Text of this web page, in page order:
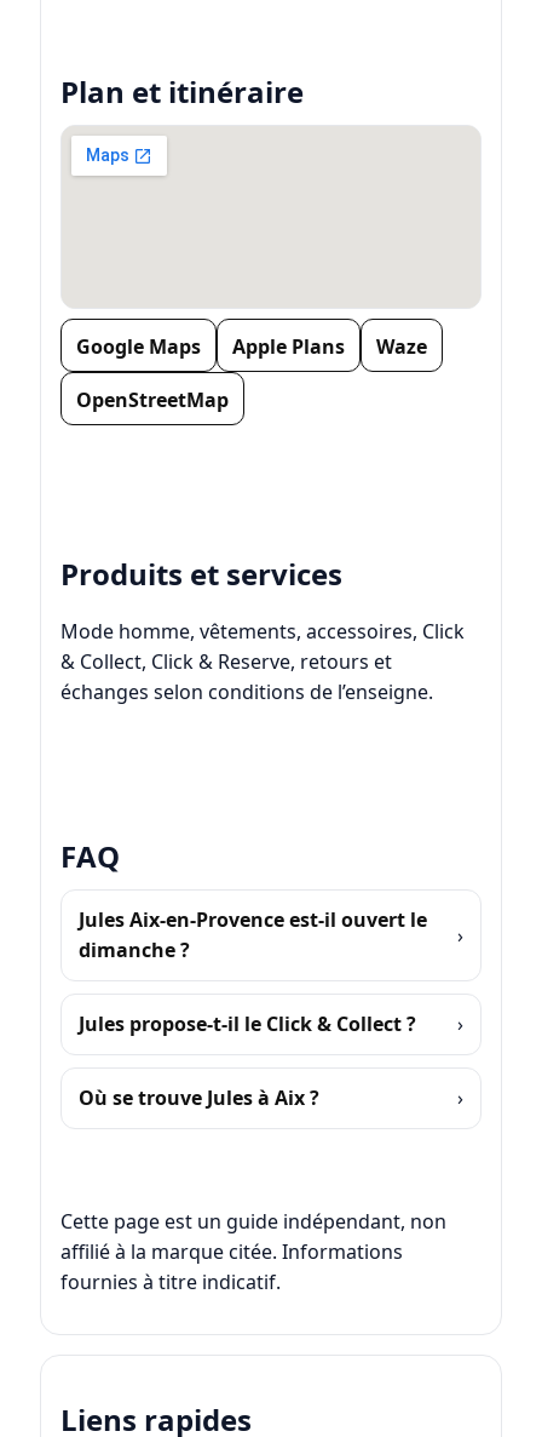
Plan et itinéraire
Google Maps Apple Plans
Waze
OpenStreetMap
Produits et services
Mode homme, vêtements, accessoires, Click
& Collect, Click & Reserve, retours et
échanges selon conditions de l’enseigne.
FAQ
Jules Aix-en-Provence est-il ouvert le
dimanche ?
Jules propose-t-il le Click & Collect ?
Où se trouve Jules à Aix ?
Cette page est un guide indépendant, non
affilié à la marque citée. Informations
fournies à titre indicatif.
Liens rapides